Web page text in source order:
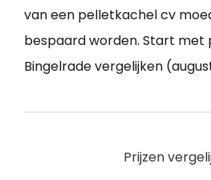
van een pelletkachel cv
bespaard worden. Start met
Bingelrade vergelijken
Prijzen